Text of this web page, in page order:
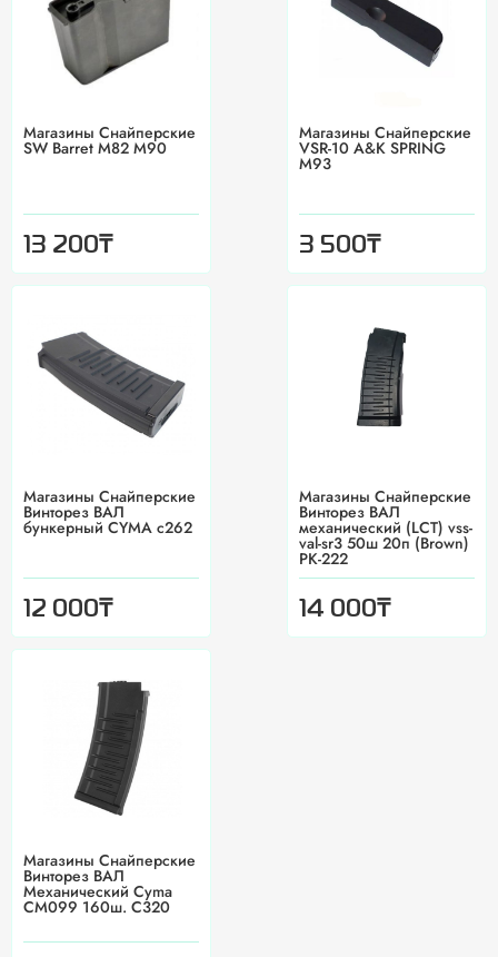
Магазины Снайперские
SW Barret M82 M90
13 200₸
Магазины Снайперские
VSR-10 A&K SPRING
M93
3 500₸
Магазины Снайперские
Винторез ВАЛ
бункерный CYMA c262
12 000₸
Магазины Снайперские
Винторез ВАЛ
механический (LCT) vss-
val-sr3 50ш 20п (Brown)
PK-222
14 000₸
Магазины Снайперские
Винторез ВАЛ
Механический Cyma
CM099 160ш. С320